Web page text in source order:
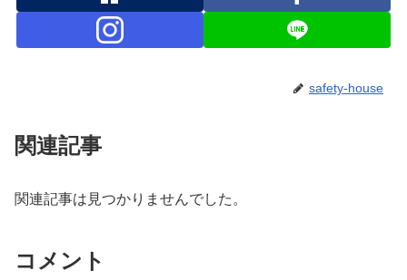
safety-house
関連記事
関連記事は見つかりませんでした。
コメント